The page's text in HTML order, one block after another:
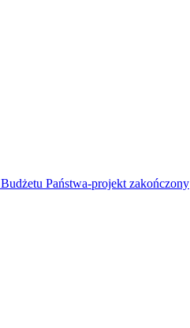
Państwa-projekt zakończony